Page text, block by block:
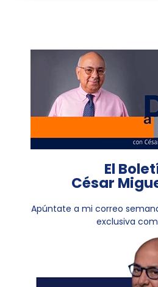
El
César
Apúntate a mi correo
exclusiva